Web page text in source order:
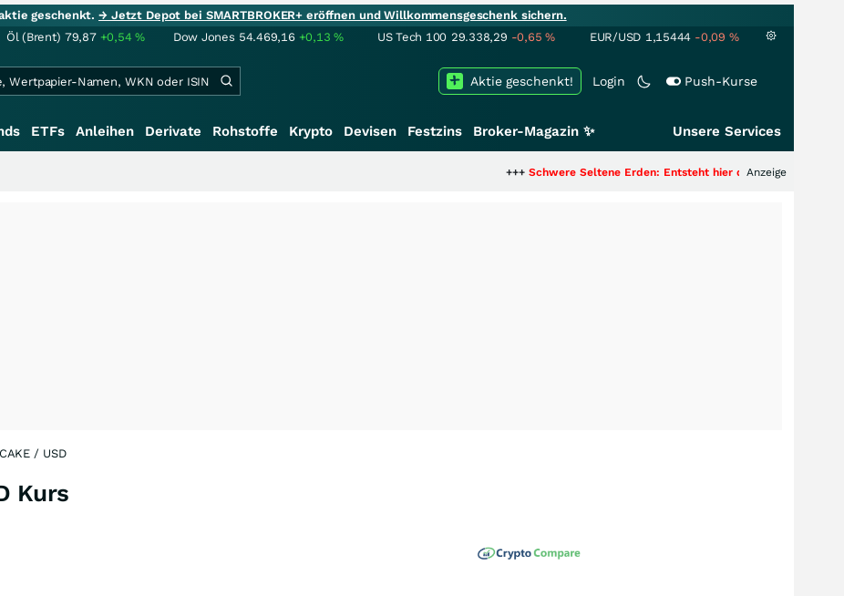
geschenkt.→ Jetzt Depot bei SMARTBROKER+ eröffnen und Willkommensgeschenk sichern.
Öl (Brent) 79,87 +0,54% Dow Jones 54.469,16 +0,13% US Tech 100 29.338,29 -0,65% EUR/USD 1,15444 -0,09 %
Login Push-Kurse
Aktie geschenkt!
ETFs Anleihen Derivate Rohstoffe Krypto Devisen Festzins Broker-Magazin ✨ Unsere Services
Schwere Seltene Erden: Entsteht hier die nächste Milliardenstory?
Anzeige
CAKE / USD
Kurs